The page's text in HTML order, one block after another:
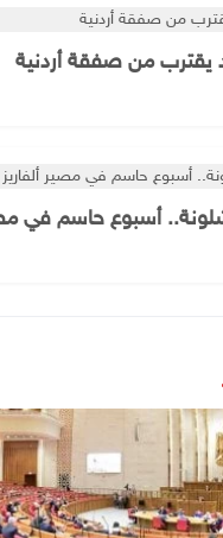
يقترب من صفقة أردنية
أسبوع حاسم في